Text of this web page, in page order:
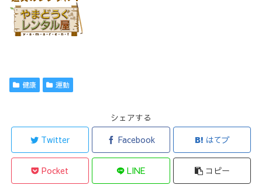
健康 運動
シェアする
Twitter
Facebook はてブ
Pocket LINE コピー